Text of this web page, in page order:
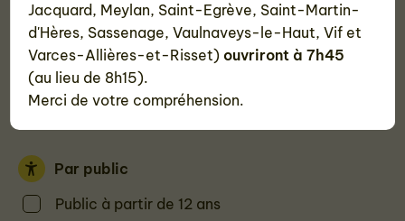
Jacquard, Meylan, Saint-Egrève, Saint-Martin-
d'Hères, Sassenage, Vaulnaveys-le-Haut, Vif et
Varces-Allières-et-Risset) ouvriront à 7h45
(au lieu de 8h15).
Merci de votre compréhension.
Filtrez par thématique
#Tous #Évènements culture et découvertes
Par public
Public à partir de 12 ans